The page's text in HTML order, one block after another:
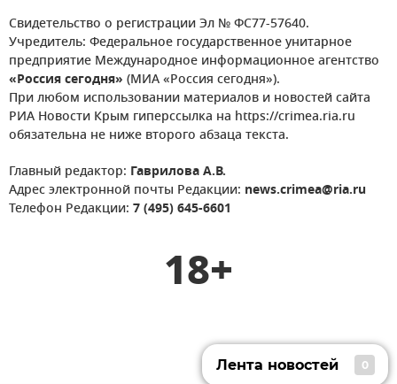
Свидетельство о регистрации Эл № ФС77-57640.
Учредитель: Федеральное государственное унитарное
предприятие Международное информационное агентство
«Россия сегодня» (МИА «Россия сегодня»).
При любом использовании материалов и новостей сайта
РИА Новости Крым гиперссылка на https://crimea.ria.ru
обязательна не ниже второго абзаца текста.
Главный редактор: Гаврилова А.В.
Адрес электронной почты Редакции: news.crimea@ria.ru
Телефон Редакции: 7 (495) 645-6601
18+
Лента новостей 0